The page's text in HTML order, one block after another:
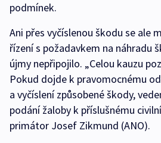
podmínek.
Ani přes vyčíslenou škodu se ale
řízení s požadavkem na náhradu
újmy nepřipojilo. „Celou kauzu
Pokud dojde k pravomocnému
a vyčíslení způsobené škody,
podání žaloby k příslušnému
primátor Josef Zikmund (ANO).